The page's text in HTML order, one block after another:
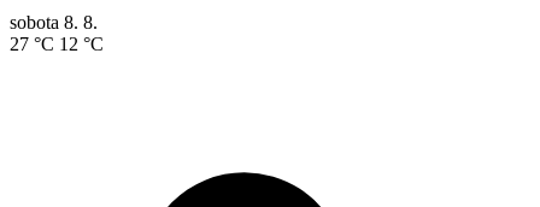
sobota 8. 8.
27 °C 12 °C